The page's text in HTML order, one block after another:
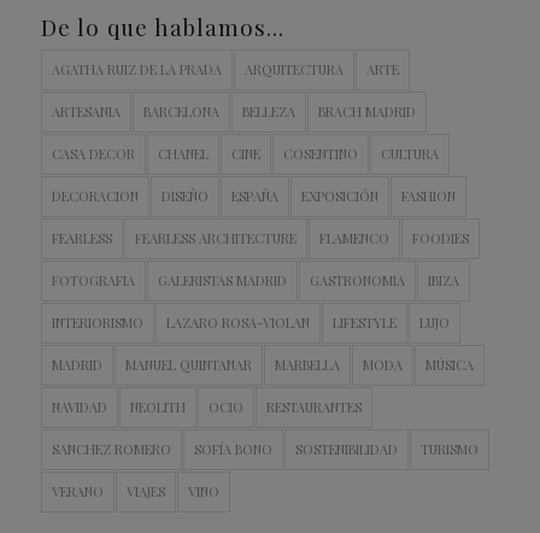
De lo que hablamos…
AGATHA RUIZ DE LA PRADA ARQUITECTURA ARTE
ARTESANIA BARCELONA BELLEZA BRACH MADRID
CASA DECOR CHANEL CINE COSENTINO CULTURA
DECORACION DISEÑO ESPAÑA EXPOSICIÓN FASHION
FEARLESS FEARLESS ARCHITECTURE FLAMENCO FOODIES
FOTOGRAFIA GALERISTAS MADRID GASTRONOMIA IBIZA
INTERIORISMO LAZARO ROSA-VIOLAN LIFESTYLE LUJO
MADRID MANUEL QUINTANAR MARBELLA MODA MÚSICA
NAVIDAD NEOLITH OCIO RESTAURANTES
SANCHEZ ROMERO SOFÍA BONO SOSTENIBILIDAD TURISMO
VERANO VIAJES VINO